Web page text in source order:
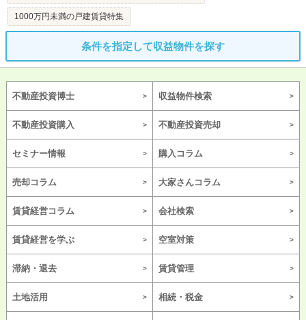
1000万円未満の戸建賃貸特集
条件を指定して収益物件を探す
不動産投資博士 収益物件検索
不動産投資購入 不動産投資売却
セミナー情報 購入コラム
売却コラム 大家さんコラム
賃貸経営コラム 会社検索
賃貸経営を学ぶ 空室対策
滞納・退去 賃貸管理
土地活用 相続・税金